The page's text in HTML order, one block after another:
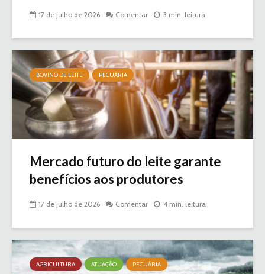
17 de julho de 2026 Comentar 3 min. leitura
BOVINO DE LEITE PECUÁRIA
Mercado futuro do leite garante
benefícios aos produtores
17 de julho de 2026 Comentar 4 min. leitura
AGRICULTURA ATUAÇÃO PECUÁRIA